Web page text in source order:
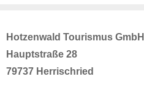
Hotzenwald Tourismus GmbH
Hauptstraße 28
79737 Herrischried